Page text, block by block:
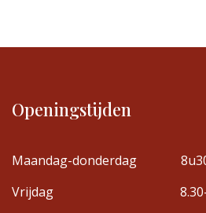
Openingstijden
Maandag-donderdag
Vrijdag